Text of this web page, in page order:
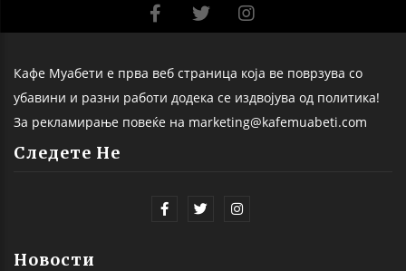
Кафе Муабети е прва веб страница која ве поврзува со
убавини и разни работи додека се издвојува од политика!
За рекламирање повеќе на marketing@kafemuabeti.com
Следете Не
Новости